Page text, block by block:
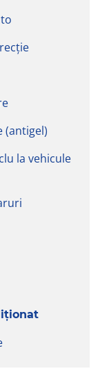
(antigel)
la vehicule